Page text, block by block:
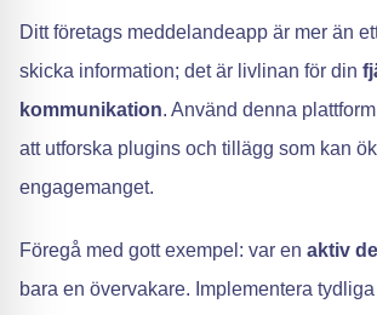
Ditt företags meddelandeapp är mer än
skicka information; det är livlinan för din
kommunikation. Använd denna
att utforska plugins och tillägg som kan
engagemanget.
Föregå med gott exempel: var en aktiv
bara en övervakare. Implementera